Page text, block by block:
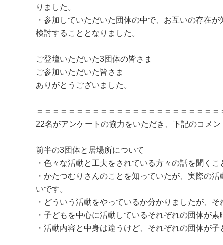
りました。
・参加していただいた団体の中で、お互いの存在
検討することとなりました。
ご登壇いただいた3団体の皆さま
ご参加いただいた皆さま
ありがとうございました。
＝＝＝＝＝＝＝＝＝＝＝＝＝＝＝＝＝＝＝＝＝＝＝
22名がアンケートの協力をいただき、下記のコメン
前半の3団体と居場所について
・色々な活動と工夫をされている方々の話を聞くこ
・かたつむりさんのことを知っていたが、実際の
いです。
・どういう活動をやっているか分かりましたが、
・子どもを中心に活動しているそれぞれの団体が素
・活動内容と中身は違うけど、それぞれの団体が